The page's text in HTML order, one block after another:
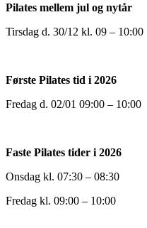
Pilates mellem jul og nytår
Tirsdag d. 30/12 kl. 09 – 10:00
Første Pilates tid i 2026
Fredag d. 02/01 09:00 – 10:00
Faste Pilates tider i 2026
Onsdag kl. 07:30 – 08:30
Fredag kl. 09:00 – 10:00